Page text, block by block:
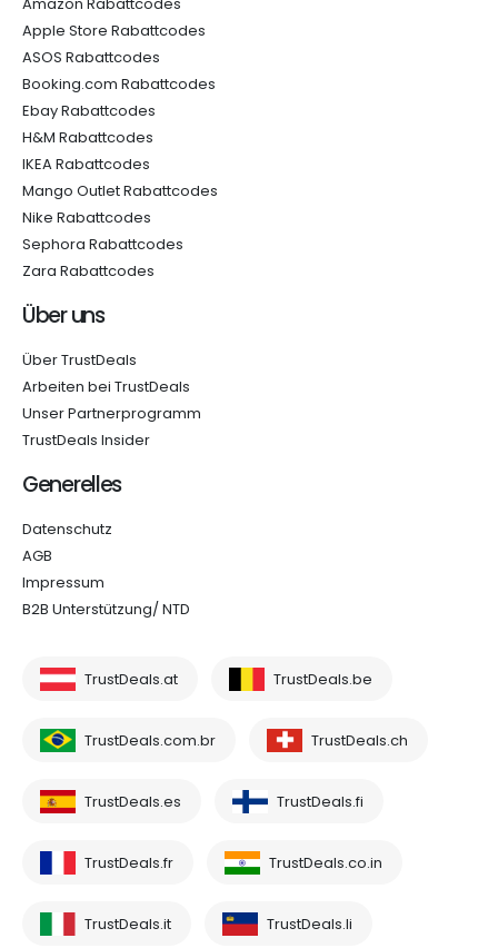
Apple Store Rabattcodes
ASOS Rabattcodes
Booking.com Rabattcodes
Ebay Rabattcodes
H&M Rabattcodes
IKEA Rabattcodes
Mango Outlet Rabattcodes
Nike Rabattcodes
Sephora Rabattcodes
Zara Rabattcodes
Über uns
Über TrustDeals
Arbeiten bei TrustDeals
Unser Partnerprogramm
TrustDeals Insider
Generelles
Datenschutz
AGB
Impressum
B2B Unterstützung/ NTD
TrustDeals.at TrustDeals.be
TrustDeals.com.br TrustDeals.ch
TrustDeals.es TrustDeals.fi
TrustDeals.fr TrustDeals.co.in
TrustDeals.it TrustDeals.li